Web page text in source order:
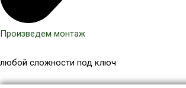
Произведем монтаж
любой сложности под ключ